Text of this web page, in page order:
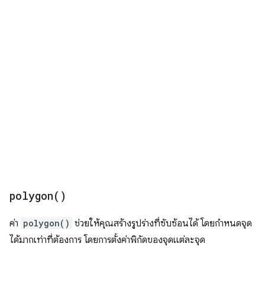
polygon( )
ค่า polygon() ช่วยให้คุณสร้างรูปร่างที่ซับซ้อนได้ โดยกำหนดจุด
ได้มากเท่าที่ต้องการ โดยการตั้งค่าพิกัดของจุดแต่ละจุด